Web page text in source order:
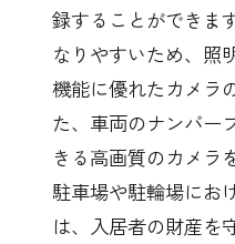
録することができま
なりやすいため、照
機能に優れたカメラ
た、車両のナンバー
きる高画質のカメラ
駐車場や駐輪場にお
は、入居者の財産を